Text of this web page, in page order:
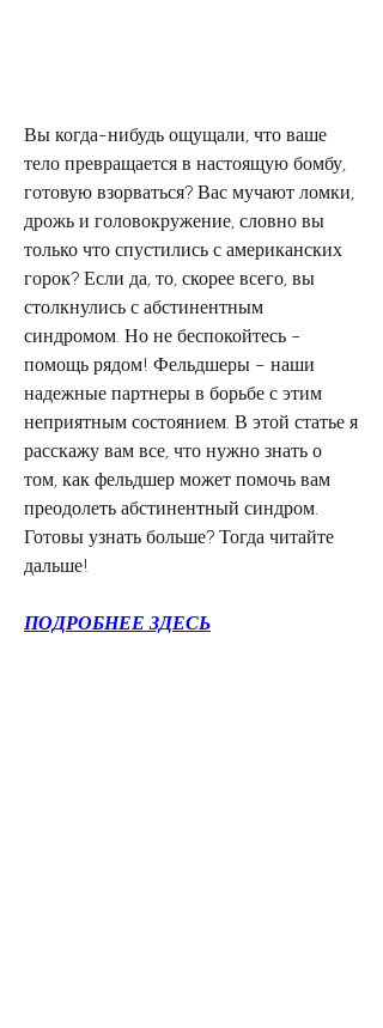
Вы когда-нибудь ощущали, что ваше
тело превращается в настоящую бомбу,
готовую взорваться? Вас мучают ломки,
дрожь и головокружение, словно вы
только что спустились с американских
горок? Если да, то, скорее всего, вы
столкнулись с абстинентным
синдромом. Но не беспокойтесь –
помощь рядом! Фельдшеры – наши
надежные партнеры в борьбе с этим
неприятным состоянием. В этой статье я
расскажу вам все, что нужно знать о
том, как фельдшер может помочь вам
преодолеть абстинентный синдром.
Готовы узнать больше? Тогда читайте
дальше!
ПОДРОБНЕЕ ЗДЕСЬ